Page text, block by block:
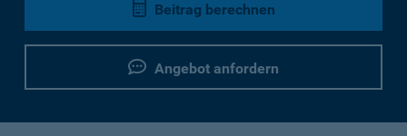
Beitrag berechnen
Angebot anfordern